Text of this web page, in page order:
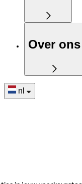
Over ons
nl